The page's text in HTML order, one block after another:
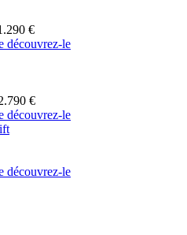
€
découvrez-le
€
découvrez-le
découvrez-le